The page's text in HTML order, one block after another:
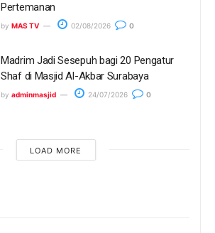
Pertemanan
by MAS TV 02/08/2026 0
Madrim Jadi Sesepuh bagi 20 Pengatur
Shaf di Masjid Al-Akbar Surabaya
by adminmasjid 24/07/2026 0
LOAD MORE